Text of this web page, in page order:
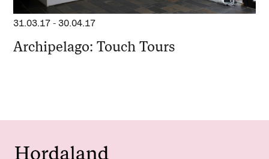
31.03.17 - 30.04.17
Archipelago: Touch Tours